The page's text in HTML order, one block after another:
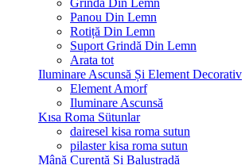
Grindă Din Lemn
Panou Din Lemn
Rotiță Din Lemn
Suport Grindă Din Lemn
Arata tot
Iluminare Ascunsă Și Element Decorativ
Element Amorf
Iluminare Ascunsă
Kısa Roma Sütunlar
dairesel kisa roma sutun
pilaster kisa roma sutun
Mână Curentă Și Balustradă